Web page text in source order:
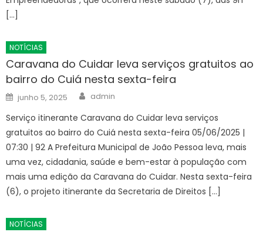
[…]
NOTÍCIAS
Caravana do Cuidar leva serviços gratuitos ao
bairro do Cuiá nesta sexta-feira
Posted
on
junho 5, 2025 Author
admin
Serviço itinerante Caravana do Cuidar leva serviços
gratuitos ao bairro do Cuiá nesta sexta-feira 05/06/2025 |
07:30 | 92 A Prefeitura Municipal de João Pessoa leva, mais
uma vez, cidadania, saúde e bem-estar à população com
mais uma edição da Caravana do Cuidar. Nesta sexta-feira
(6), o projeto itinerante da Secretaria de Direitos […]
NOTÍCIAS